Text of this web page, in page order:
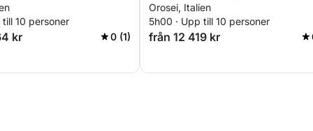
10 personer
kr 0 (1)
och solnedgångsvikar
Orosei, Italien
5h00 · Upp till 10 personer
från 12 419 kr